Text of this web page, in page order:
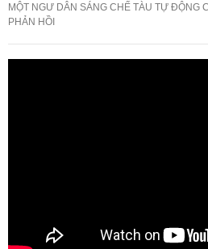
MỘT NGƯ DÂN SÁNG CHẾ TÀU TỰ ĐỘNG
PHẢN HỒI